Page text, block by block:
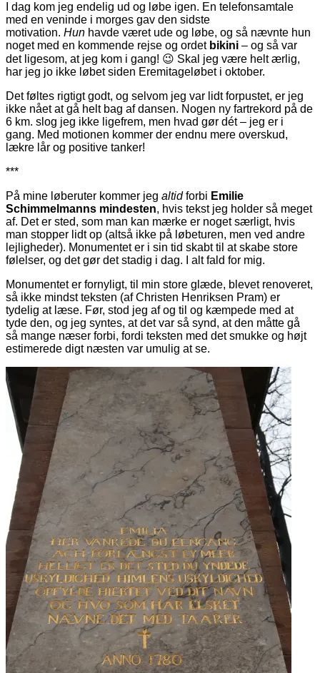
I dag kom jeg endelig ud og løbe igen. En telefonsamtale
med en veninde i morges gav den sidste
motivation. Hun havde været ude og løbe, og så nævnte hun
noget med en kommende rejse og ordet bikini – og så var
det ligesom, at jeg kom i gang! 😉 Skal jeg være helt ærlig,
har jeg jo ikke løbet siden Eremitageløbet i oktober.
Det føltes rigtigt godt, og selvom jeg var lidt forpustet, er jeg
ikke nået at gå helt bag af dansen. Nogen ny fartrekord på de
6 km. slog jeg ikke ligefrem, men hvad gør dét – jeg er i
gang. Med motionen kommer der endnu mere overskud,
lækre lår og positive tanker!
***
På mine løberuter kommer jeg altidforbi Emilie
Schimmelmanns mindesten, hvis tekst jeg holder så meget
af. Det er sted, som man kan mærke er noget særligt, hvis
man stopper lidt op (altså ikke på løbeturen, men ved andre
lejligheder). Monumentet er i sin tid skabt til at skabe store
følelser, og det gør det stadig i dag. I alt fald for mig.
Monumentet er fornyligt, til min store glæde, blevet renoveret,
så ikke mindst teksten (af Christen Henriksen Pram) er
tydelig at læse. Før, stod jeg af og til og kæmpede med at
tyde den, og jeg syntes, at det var så synd, at den måtte gå
så mange næser forbi, fordi teksten med det smukke og højt
estimerede digt næsten var umulig at se.